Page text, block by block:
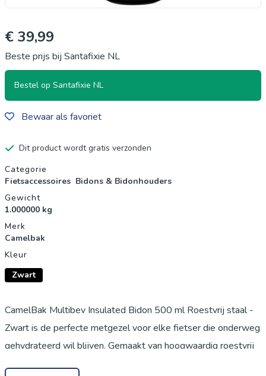
€ 39,99
Beste prijs bij Santafixie NL
Bestel op Santafixie NL
Bewaar als favoriet
Dit product wordt gratis verzonden
Productgegevens
Categorie
Fietsaccessoires Bidons & Bidonhouders
Gewicht
1.000000 kg
Merk
Camelbak
Kleur
Zwart
CamelBak Multibev Insulated Bidon 500 ml Roestvrij staal -
Zwart is de perfecte metgezel voor elke fietser die onderweg
gehydrateerd wil blijven. Gemaakt van hoogwaardig roestvrij